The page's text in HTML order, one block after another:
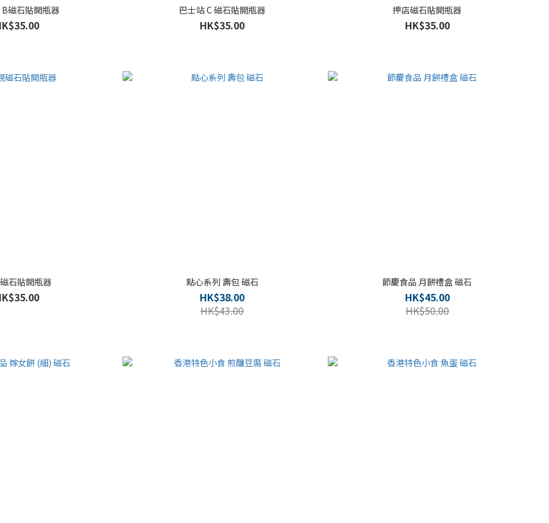
磁石貼開瓶器 巴士站 C 磁石貼開瓶器
HK$35.00
押店磁石貼開瓶器
HK$35.00
石貼開瓶器 點心系列 壽包 磁石
HK$38.00
HK$43.00
節慶食品 月餅禮盒 磁石
HK$45.00
HK$50.00